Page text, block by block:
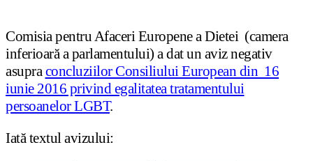
Comisia pentru Afaceri Europene a Dietei (camera
inferioară a parlamentului) a dat un aviz negativ
asupraconcluziilor Consiliului European din 16
iunie 2016 privind egalitatea tratamentului
persoanelor LGBT.
Iată textul avizului: